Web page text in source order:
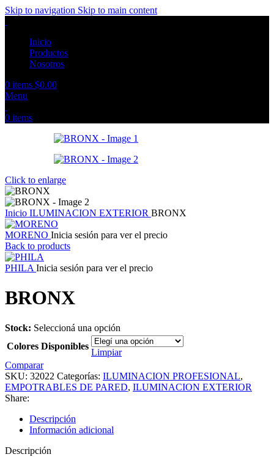
Skip to navigation Skip to main content
Inicio
Productos
Nosotros
0 items $0.00
Menu
0 items
Click to enlarge
Inicio ILUMINACION EXTERIOR BRONX
MORENO Inicia sesión para ver el precio
Back to products
PHILA Inicia sesión para ver el precio
BRONX
Stock: Seleccioná una opción
Colores Disponibles
Limpiar
Comparar
SKU: 32022 Categorías: ILUMINACION PROFESIONAL,
EMPOTRABLES DE PARED, ILUMINACION EXTERIOR
Share:
Descripción
Información adicional
Descripción